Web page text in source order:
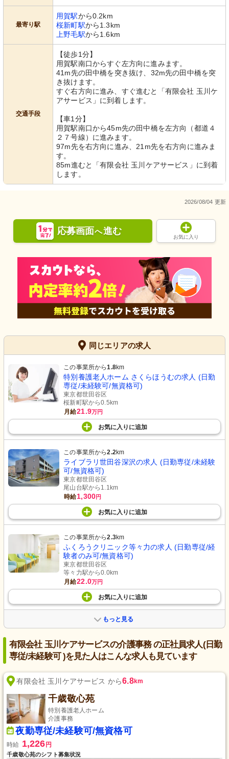
最寄り駅
用賀駅から0.2km
桜新町駅から1.3km
上野毛駅から1.6km
交通手段
【徒歩1分】
用賀駅南口からすぐ左方向に進みます。
41m先の田中橋を突き抜け、32m先の田中橋を突
き抜けます。
すぐ右方向に進み、すぐ進むと「有限会社 玉川ケ
アサービス」に到着します。
【車1分】
用賀駅南口から45m先の田中橋を左方向（都道４
２７号線）に進みます。
97m先を右方向に進み、21m先を右方向に進みま
す。
85m進むと「有限会社 玉川ケアサービス」に到着
します。
2026/08/04 更新
応募画面へ進む
お気に入り
同じエリアの求人
この事業所から1.8km
特別養護老人ホーム さくらほうむの求人 (日勤
専従/未経験可/無資格可)
東京都世田谷区
桜新町駅から0.5km
月給21.9万円
お気に入り に追加
この事業所から2.2km
ライブラリ世田谷深沢の求人 (日勤専従/未経験
可/無資格可)
東京都世田谷区
尾山台駅から1.1km
時給1,300円
お気に入り に追加
この事業所から2.3km
ふくろうクリニック等々力の求人 (日勤専従/経
験者のみ可/無資格可)
東京都世田谷区
等々力駅から0.0km
月給22.0万円
お気に入り に追加
もっと見る
有限会社 玉川ケアサービスの介護事務 の正社員求人(日勤
専従/未経験可 )を見た人はこんな求人も見ています
有限会社 玉川ケアサービス から6.8km
千歳敬心苑
特別養護老人ホーム
介護事務
夜勤専従/未経験可/無資格可
時給 1,226 円
千歳敬心苑のシフト募集状況